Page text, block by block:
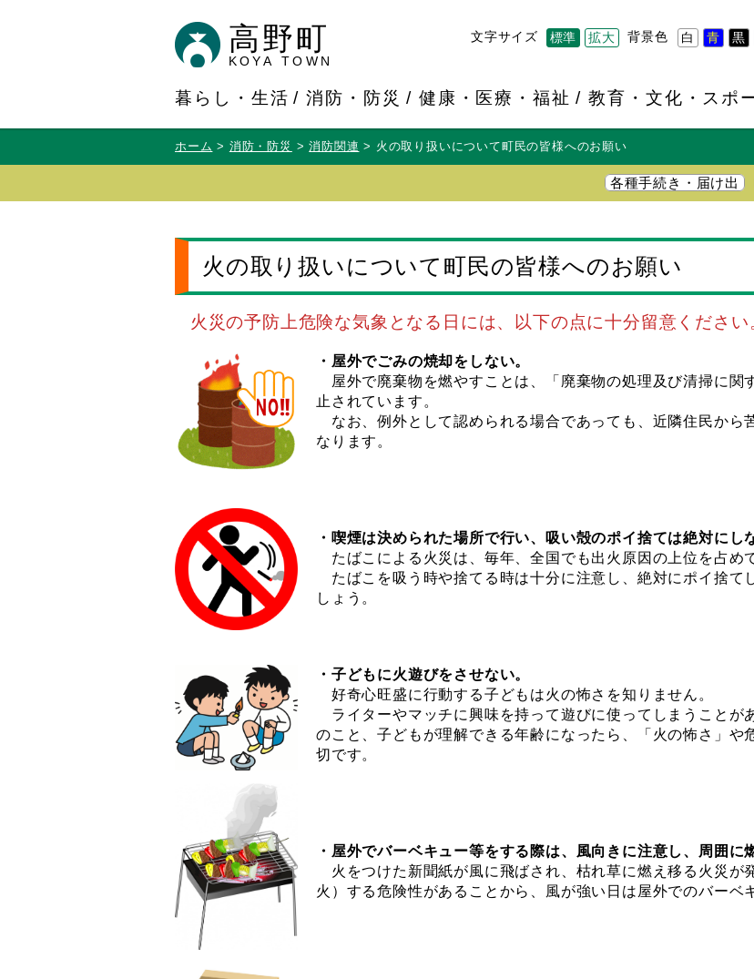
高野町
KOYA TOWN
背景色 白 青 黒
文字サイズ 標準 拡大
暮らし・生活 消防・防災 健康・医療・福祉 教育・文化・スポ
ホーム 消防・防災 消防関連 火の取り扱いについて町民の皆様へのお願い
各種手続き・届け出
火の取り扱いについて町民の皆様へのお願い
火災の予防上危険な気象となる日には、以下の点に十分留意ください
・屋外でごみの焼却をしない。
屋外で廃棄物を燃やすことは、「廃棄物の処理及び清掃に関
止されています。
なお、例外として認められる場合であっても、近隣住民から
なります。
・喫煙は決められた場所で行い、吸い殻のポイ捨ては絶対にし
たばこによる火災は、毎年、全国でも出火原因の上位を占め
たばこを吸う時や捨てる時は十分に注意し、絶対にポイ捨て
しょう。
・子どもに火遊びをさせない。
好奇心旺盛に行動する子どもは火の怖さを知りません。
ライターやマッチに興味を持って遊びに使ってしまうことが
のこと、子どもが理解できる年齢になったら、「火の怖さ」や
切です。
・屋外でバーベキュー等をする際は、風向きに注意し、周囲に
火をつけた新聞紙が風に飛ばされ、枯れ草に燃え移る火災が
火）する危険性があることから、風が強い日は屋外でのバーベ